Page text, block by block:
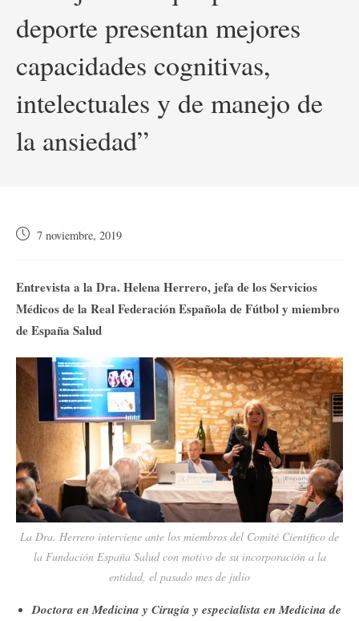
deporte presentan mejores
capacidades cognitivas,
intelectuales y de manejo de
la ansiedad”
Publicación
entrada:
7 noviembre, 2019
Entrevista a la Dra. Helena Herrero, jefa de los Servicios
Médicos de la Real Federación Española de Fútbol y miembro
de España Salud
La Dra. Herrero interviene ante los miembros del Comité Científico de
la Fundación España Salud con motivo de su incorporación a la
entidad, el pasado mes de julio
Doctora en Medicina y Cirugía y especialista en Medicina de